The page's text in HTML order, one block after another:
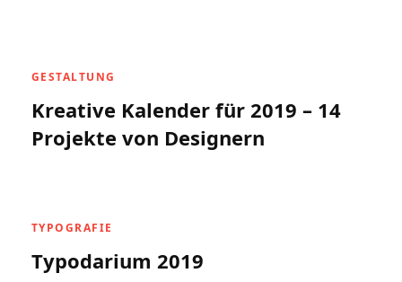
GESTALTUNG
Kreative Kalender für 2019 – 14
Projekte von Designern
TYPOGRAFIE
Typodarium 2019